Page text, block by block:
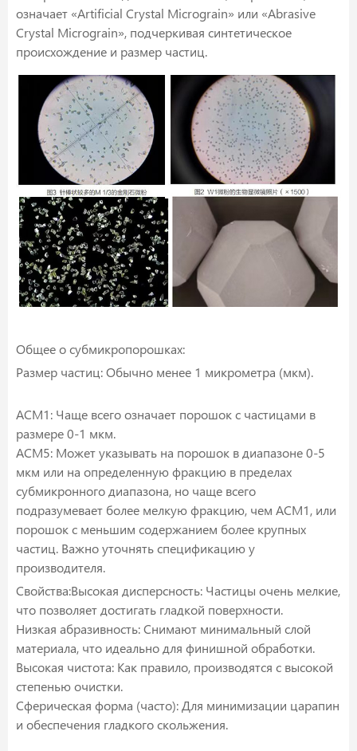
означает «Artificial Crystal Micrograin» или «Abrasive
Crystal Micrograin», подчеркивая синтетическое
происхождение и размер частиц.
Общее о субмикропорошках:
Размер частиц: Обычно менее 1 микрометра (мкм).
ACM1: Чаще всего означает порошок с частицами в
размере 0-1 мкм.
ACM5: Может указывать на порошок в диапазоне 0-5
мкм или на определенную фракцию в пределах
субмикронного диапазона, но чаще всего
подразумевает более мелкую фракцию, чем ACM1, или
порошок с меньшим содержанием более крупных
частиц. Важно уточнять спецификацию у
производителя.
Свойства:Высокая дисперсность: Частицы очень мелкие,
что позволяет достигать гладкой поверхности.
Низкая абразивность: Снимают минимальный слой
материала, что идеально для финишной обработки.
Высокая чистота: Как правило, производятся с высокой
степенью очистки.
Сферическая форма (часто): Для минимизации царапин
и обеспечения гладкого скольжения.